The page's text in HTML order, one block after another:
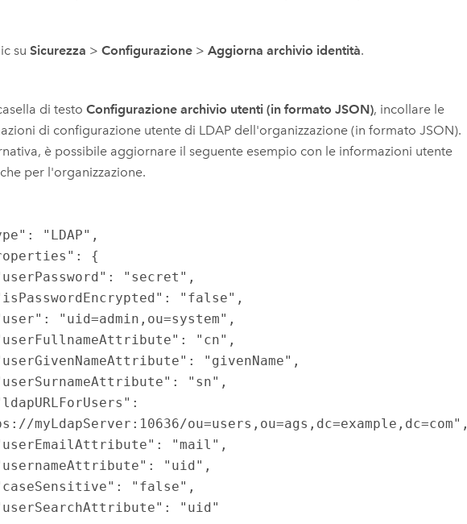
suSicurezza >Configurazione >Aggiorna archivio identità.
di testoConfigurazione archivio utenti (in formato JSON), incollare le
di configurazione utente di LDAP dell'organizzazione (in formato JSON).
è possibile aggiornare il seguente esempio con le informazioni utente
per l'organizzazione.
myLdapServer:10636/ou=users,ou=ags,dc=example,dc=com",